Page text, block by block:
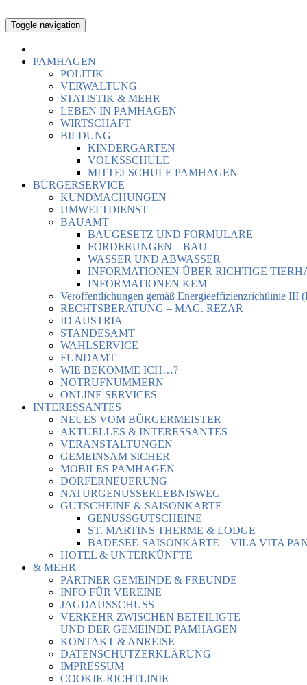
Toggle navigation
PAMHAGEN
POLITIK
VERWALTUNG
STATISTIK & MEHR
LEBEN IN PAMHAGEN
WIRTSCHAFT
BILDUNG
KINDERGARTEN
VOLKSSCHULE
MITTELSCHULE PAMHAGEN
BÜRGERSERVICE
KUNDMACHUNGEN
UMWELTDIENST
BAUAMT
BAUGESETZ UND FORMULARE
FÖRDERUNGEN – BAU
WASSER UND ABWASSER
INFORMATIONEN ÜBER RICHTIGE
INFORMATIONEN KEM
Veröffentlichungen gemäß Energieeffizienzrichtlinie III
RECHTSBERATUNG – MAG. REZAR
ID AUSTRIA
STANDESAMT
WAHLSERVICE
FUNDAMT
WIE BEKOMME ICH…?
NOTRUFNUMMERN
ONLINE SERVICES
INTERESSANTES
NEUES VOM BÜRGERMEISTER
AKTUELLES & INTERESSANTES
VERANSTALTUNGEN
GEMEINSAM SICHER
MOBILES PAMHAGEN
DORFERNEUERUNG
NATURGENUSSERLEBNISWEG
GUTSCHEINE & SAISONKARTE
GENUSSGUTSCHEINE
ST. MARTINS THERME & LODGE
BADESEE-SAISONKARTE – VILA VITA
HOTEL & UNTERKÜNFTE
& MEHR
PARTNER GEMEINDE & FREUNDE
INFO FÜR VEREINE
JAGDAUSSCHUSS
VERKEHR ZWISCHEN BETEILIGTE
UND DER GEMEINDE PAMHAGEN
KONTAKT & ANREISE
DATENSCHUTZERKLÄRUNG
IMPRESSUM
COOKIE-RICHTLINIE